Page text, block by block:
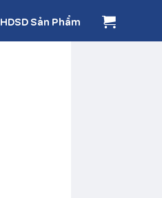
HDSD Sản Phẩm